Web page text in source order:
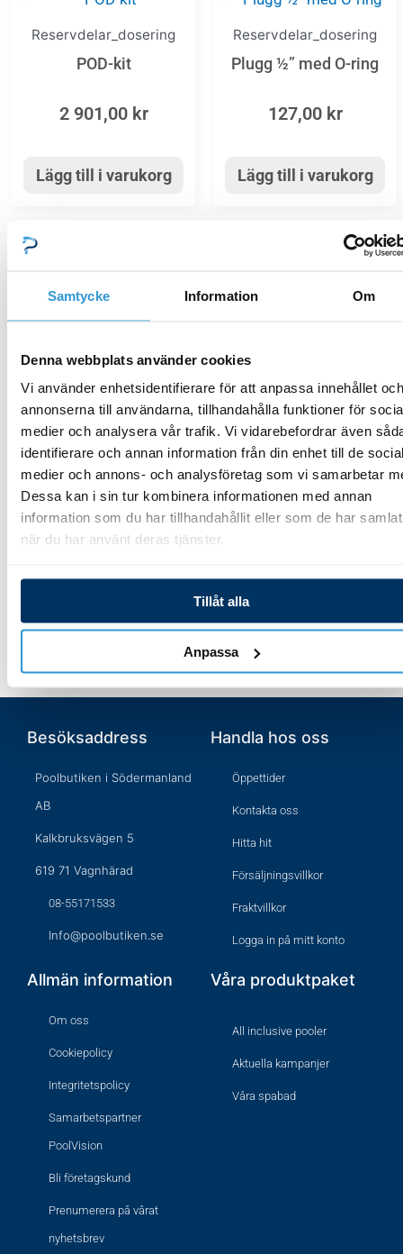
Samtycke Information Om
Denna webbplats använder cookies
Vi använder enhetsidentifierare för att anpassa innehållet och
annonserna till användarna, tillhandahålla funktioner för
medier och analysera vår trafik. Vi vidarebefordrar även
identifierare och annan information från din enhet till de
medier och annons- och analysföretag som vi samarbetar
Dessa kan i sin tur kombinera informationen med annan
information som du har tillhandahållit eller som de har
när du har använt deras tjänster.
Tillåt alla
Anpassa
Reservdelar_dosering
POD-kit
2 901,00 kr
Lägg till i varukorg
Reservdelar_dosering
Plugg ½” med O-ring
127,00 kr
Lägg till i varukorg
PHE­pH Expert
Sensorhållare P19 > 2019
117,00kr
Lägg till i varukorg
Vätskeinjektorslang i
polyetylen 4x6mm á 5
meter
328,00kr
Besöksaddress
Poolbutiken i Södermanland
AB
Kalkbruksvägen 5
619 71 Vagnhärad
08-55171533
Info@poolbutiken.se
Handla hos oss
Öppettider
Kontakta oss
Hitta hit
Försäljningsvillkor
Fraktvillkor
Logga in på mitt konto
Allmän information
Om oss
Cookiepolicy
Integritetspolicy
Samarbetspartner
PoolVision
Bli företagskund
Prenumerera på vårat
nyhetsbrev
Våra produktpaket
All inclusive pooler
Aktuella kampanjer
Våra spabad